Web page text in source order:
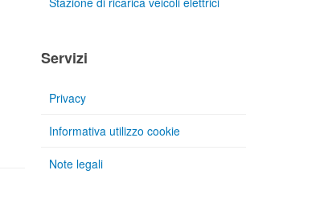
Servizi
Privacy
Informativa utilizzo cookie
Note legali